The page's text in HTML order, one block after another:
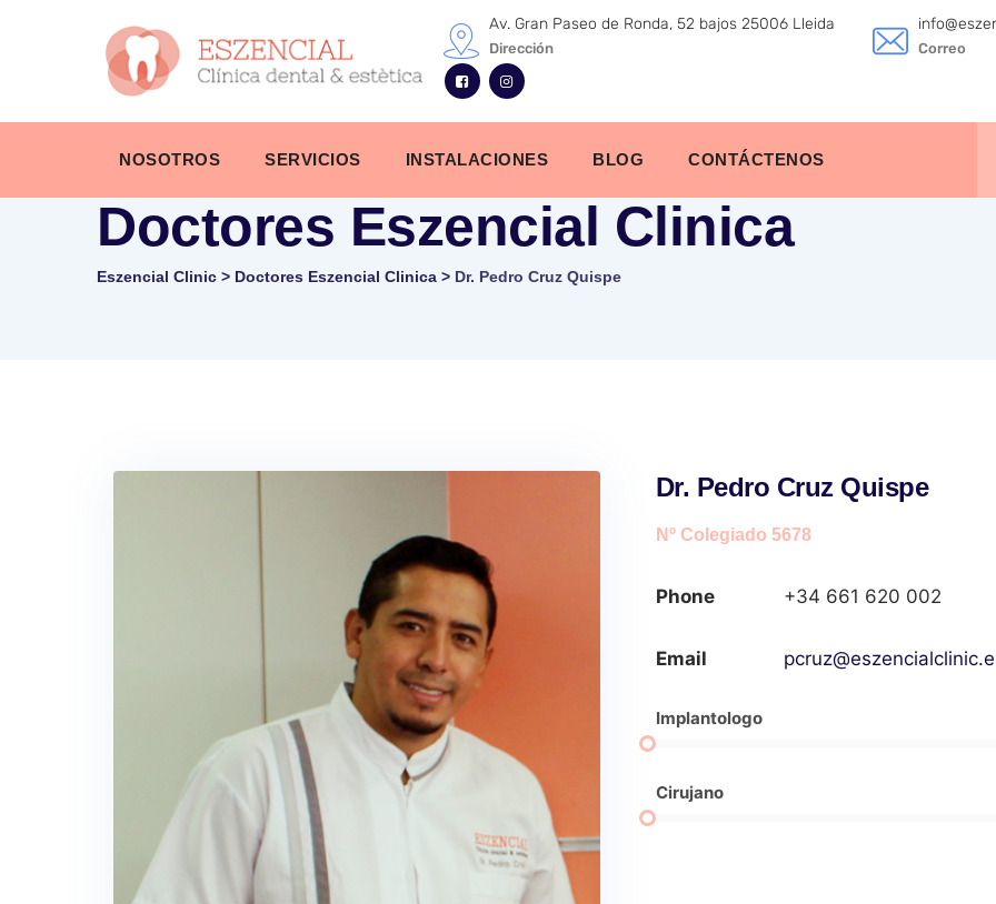
Av. Gran Paseo de Ronda, 52 bajos 25006 Lleida
Dirección Correo
NOSOTROS SERVICIOS INSTALACIONES BLOG CONTÁCTENOS
Doctores Eszencial Clinica
Eszencial Clinic > Doctores Eszencial Clinica > Dr. Pedro Cruz Quispe
Dr. Pedro Cruz Quispe
Nº Colegiado 5678
Phone +34 661 620 002
Email
Implantologo
Cirujano